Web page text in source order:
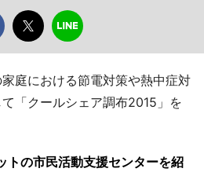
庭における節電対策や熱中症対
「クールシェア調布2015」を
トの市民活動支援センターを紹